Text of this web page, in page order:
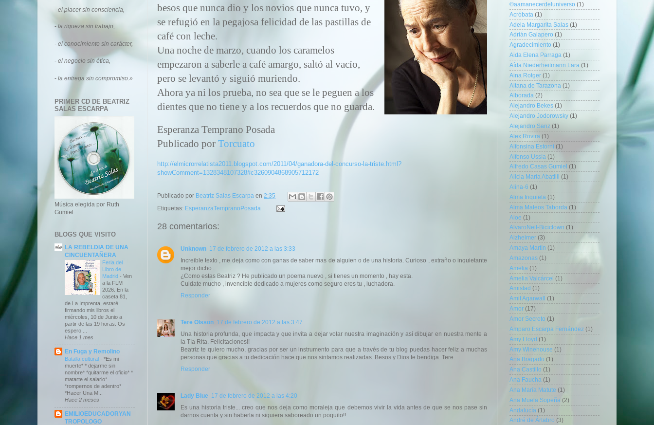
besos que nunca dio y los novios que nunca tuvo, y
se refugió en la pegajosa felicidad de las pastillas de
café con leche.
Una noche de marzo, cuando los caramelos
empezaron a saberle a café amargo, saltó al vacío,
pero se levantó y siguió muriendo.
Ahora ya ni los prueba, no sea que se le peguen a los
dientes que no tiene y a los recuerdos que no guarda.
Esperanza Temprano Posada
Publicado por Torcuato
http://elmicrorrelatista2011.blogspot.com/2011/04/ganadora-del-concurso-la-triste.html?
showComment=1328348107328#c3260904868905712172
Publicado por Beatriz Salas Escarpa en 2:35
Etiquetas: EsperanzaTempranoPosada
28 comentarios:
Unknown 17 de febrero de 2012 a las 3:33
Increible texto , me deja como con ganas de saber mas de alguien o de una historia. Curioso , extraño o inquietante
mejor dicho .
¿Como estas Beatriz ? He publicado un poema nuevo , si tienes un momento , hay esta.
Cuidate mucho , invencible dedicado a mujeres como seguro eres tu , luchadora.
Responder
Tere Olsson 17 de febrero de 2012 a las 3:47
Una historia profunda, que impacta y que invita a dejar volar nuestra imaginación y así dibujar en nuestra mente a
la Tía Rita. Felicitaciones!!
Beatriz te quiero mucho, gracias por ser un instrumento para que a través de tu blog puedas hacer feliz a muchas
personas que gracias a tu dedicación hace que nos sintamos realizadas. Besos y Dios te bendiga. Tere.
Responder
Lady Blue
17 de febrero de 2012 a las 4:20
Es una historia triste... creo que nos deja como moraleja que debemos vivir la vida antes de que se nos pase sin
darnos cuenta y sin haberla ni siquiera saboreado un poquito!!
- el placer sin consciencia,
- la riqueza sin trabajo,
- el conocimiento sin carácter,
- el negocio sin ética,
- la entrega sin compromiso.»
PRIMER CD DE BEATRIZ
SALAS ESCARPA
Música elegida por Ruth
Gumiel
BLOGS QUE VISITO
LA REBELDIA DE UNA
CINCUENTAÑERA
Feria del
Libro de
Madrid - Ven
a la FLM
2026. En la
caseta 81,
de La Imprenta, estaré
firmando mis libros el
miércoles, 10 de Junio a
partir de las 19 horas. Os
espero ...
Hace 1 mes
En Fuga y Remolino
Batalla cultural - *Es mi
muerte* * dejarme sin
nombre* *quitarme el oficio* *
matarte el salario*
*rompernos de adentro*
*Hacer Una M...
Hace 2 meses
EMILIOEDUCADORYAN
TROPOLOGO
©aamanecerdeluniverso (1)
Acróbata (1)
Adela Margarita Salas (1)
Adrián Galapero (1)
Agradecimiento (1)
Aida Elena Parraga (1)
Aída Niederheitmann Lara (1)
Aina Rotger (1)
Aitana de Tarazona (1)
Alborada (2)
Alejandro Bekes (1)
Alejandro Jodorowsky (1)
Alejandro Sanz (1)
Alex Rovira (1)
Alfonsina Estorni (1)
Alfonso Ussía (1)
Alfredo Casas Gumiel
(1)
Alicia María Abatilli (1)
Alina-6 (1)
Alma Inquieta (1)
Alma Mateos Taborda (1)
Aloe (1)
AlvaroNeil-Biciclown (1)
Alzheimer (3)
Amaya Martín (1)
Amazonas (1)
Amelia (1)
Amelia Valcárcel (1)
Amistad (1)
Amit Agarwall
(1)
Amor (17)
Amor Secreto (1)
Amparo Escarpa Fernández (1)
Amy Lloyd (1)
Amy Winehouse (1)
Ana Bragado (1)
Ana Castillo (1)
Ana Faucha (1)
Ana María Matute (1)
Ana Muela Sopeña (2)
Andalucía (1)
André de Ártabro (3)